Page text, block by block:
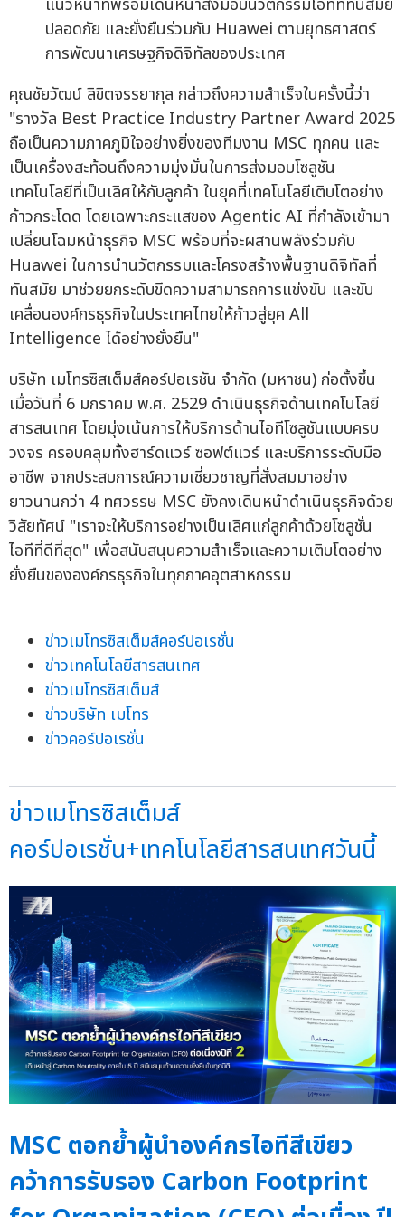
แนวหน้าที่พร้อมเดินหน้าส่งมอบนวัตกรรมไอทีที่ทันสมัย
ปลอดภัย และยั่งยืนร่วมกับ Huawei ตามยุทธศาสตร์
การพัฒนาเศรษฐกิจดิจิทัลของประเทศ
คุณชัยวัฒน์ ลิขิตจรรยากุล กล่าวถึงความสำเร็จในครั้งนี้ว่า
"รางวัล Best Practice Industry Partner Award 2025
ถือเป็นความภาคภูมิใจอย่างยิ่งของทีมงาน MSC ทุกคน และ
เป็นเครื่องสะท้อนถึงความมุ่งมั่นในการส่งมอบโซลูชัน
เทคโนโลยีที่เป็นเลิศให้กับลูกค้า ในยุคที่เทคโนโลยีเติบโตอย่าง
ก้าวกระโดด โดยเฉพาะกระแสของ Agentic AI ที่กำลังเข้ามา
เปลี่ยนโฉมหน้าธุรกิจ MSC พร้อมที่จะผสานพลังร่วมกับ
Huawei ในการนำนวัตกรรมและโครงสร้างพื้นฐานดิจิทัลที่
ทันสมัย มาช่วยยกระดับขีดความสามารถการแข่งขัน และขับ
เคลื่อนองค์กรธุรกิจในประเทศไทยให้ก้าวสู่ยุค All
Intelligence ได้อย่างยั่งยืน"
บริษัท เมโทรซิสเต็มส์คอร์ปอเรชัน จำกัด (มหาชน) ก่อตั้งขึ้น
เมื่อวันที่ 6 มกราคม พ.ศ. 2529 ดำเนินธุรกิจด้านเทคโนโลยี
สารสนเทศ โดยมุ่งเน้นการให้บริการด้านไอทีโซลูชันแบบครบ
วงจร ครอบคลุมทั้งฮาร์ดแวร์ ซอฟต์แวร์ และบริการระดับมือ
อาชีพ จากประสบการณ์ความเชี่ยวชาญที่สั่งสมมาอย่าง
ยาวนานกว่า 4 ทศวรรษ MSC ยังคงเดินหน้าดำเนินธุรกิจด้วย
วิสัยทัศน์ "เราจะให้บริการอย่างเป็นเลิศแก่ลูกค้าด้วยโซลูชั่น
ไอทีที่ดีที่สุด" เพื่อสนับสนุนความสำเร็จและความเติบโตอย่าง
ยั่งยืนขององค์กรธุรกิจในทุกภาคอุตสาหกรรม
ข่าวเมโทรซิสเต็มส์คอร์ปอเรชั่น
ข่าวเทคโนโลยีสารสนเทศ
ข่าวเมโทรซิสเต็มส์
ข่าวบริษัท เมโทร
ข่าวคอร์ปอเรชั่น
ข่าวเมโทรซิสเต็มส์
คอร์ปอเรชั่น+เทคโนโลยีสารสนเทศวันนี้
MSC ตอกย้ำผู้นำองค์กรไอทีสีเขียว
คว้าการรับรอง Carbon Footprint